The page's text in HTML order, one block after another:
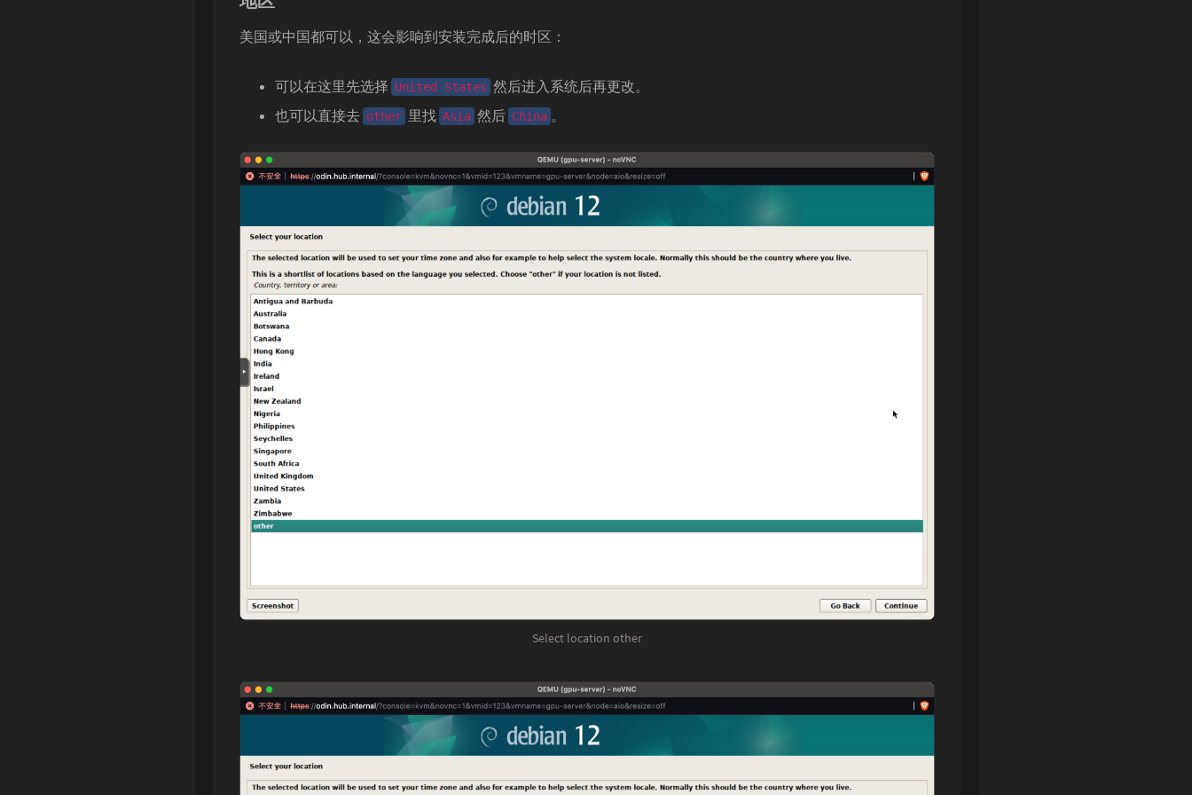
美国或中国都可以，这会影响到安装完成后的时区：
可以在这里先选择 United States 然后进入系统后再更改。
也可以直接去 other 里找 Asia 然后 China 。
Select location other